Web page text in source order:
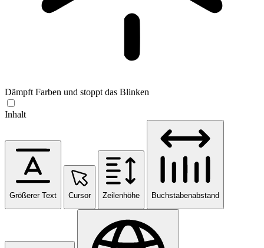
Dämpft Farben und stoppt das Blinken
Inhalt
Größerer Text Cursor Zeilenhöhe Buchstabenabstand